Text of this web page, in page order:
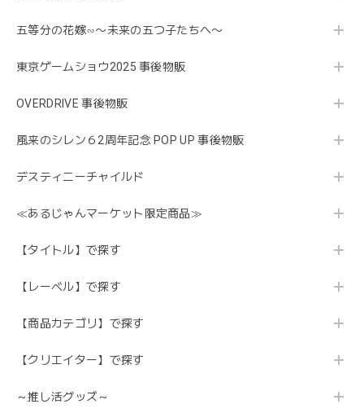
五等分の花嫁∽〜未来の五つ子たちへ〜
東京ゲームショウ2025 事後物販
OVERDRIVE 事後物販
風来のシレン６2周年記念 POP UP 事後物販
デスティニーチャイルド
≪あるじゃんマーケット限定商品≫
【タイトル】で探す
【レーベル】で探す
【商品カテゴリ】で探す
【クリエイター】で探す
～推し活グッズ～